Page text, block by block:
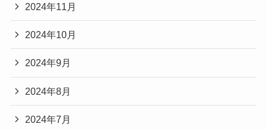
2024年11月
2024年10月
2024年9月
2024年8月
2024年7月